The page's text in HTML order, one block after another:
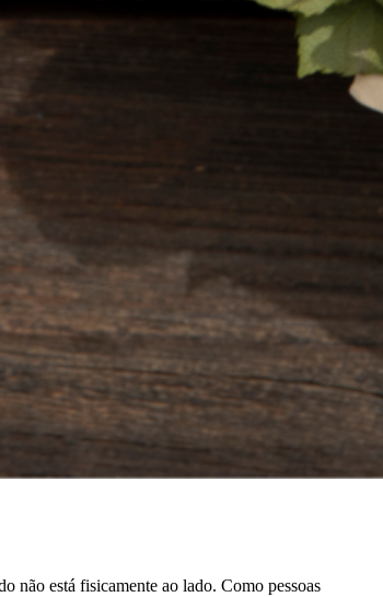
não está fisicamente ao lado. Como pessoas